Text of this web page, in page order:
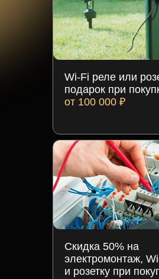
Wi-Fi реле или
подарок при
от 100 000 ₽
Скидка 50% на
электромонтаж,
и розетку при